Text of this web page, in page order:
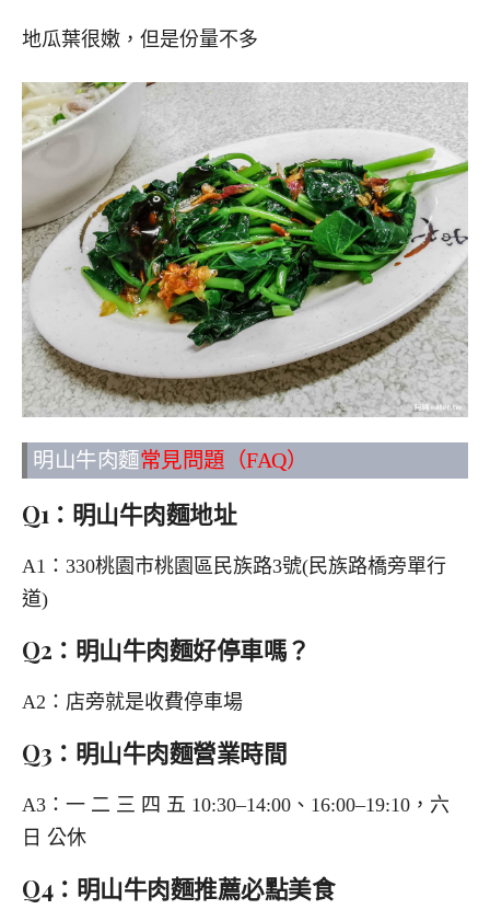
地瓜葉很嫩，但是份量不多
明山牛肉麵常見問題（FAQ）
Q1：明山牛肉麵地址
A1：330桃園市桃園區民族路3號(民族路橋旁單行
道)
Q2：明山牛肉麵好停車嗎？
A2：店旁就是收費停車場
Q3：明山牛肉麵營業時間
A3：一 二 三 四 五 10:30–14:00、16:00–19:10，六
日 公休
Q4：明山牛肉麵推薦必點美食